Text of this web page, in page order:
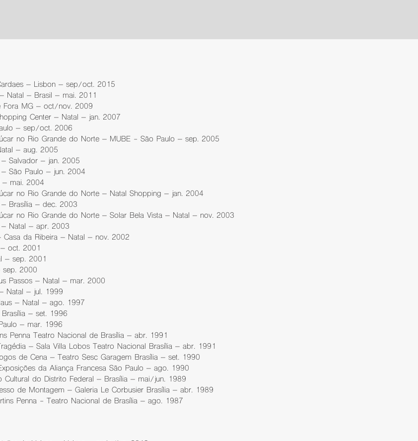
– Lisbon – sep/oct. 2015
Natal – Brasil – mai. 2011
Fora MG – oct/nov. 2009
Center – Natal – jan. 2007
– sep/oct. 2006
no Rio Grande do Norte – MUBE - São Paulo – sep. 2005
– aug. 2005
– Salvador – jan. 2005
– São Paulo – jun. 2004
– mai. 2004
no Rio Grande do Norte – Natal Shopping – jan. 2004
– Brasília – dec. 2003
no Rio Grande do Norte – Solar Bela Vista – Natal – nov. 2003
– Natal – apr. 2003
Casa da Ribeira – Natal – nov. 2002
oct. 2001
– sep. 2001
sep. 2000
Passos – Natal – mar. 2000
Natal – jul. 1999
– Natal – ago. 1997
– set. 1996
– mar. 1996
Penna Teatro Nacional de Brasília – abr. 1991
– Sala Villa Lobos Teatro Nacional Brasília – abr. 1991
de Cena – Teatro Sesc Garagem Brasília – set. 1990
da Aliança Francesa São Paulo – ago. 1990
Cultural do Distrito Federal – Brasília – mai/jun. 1989
de Montagem – Galeria Le Corbusier Brasília – abr. 1989
Penna - Teatro Nacional de Brasília – ago. 1987